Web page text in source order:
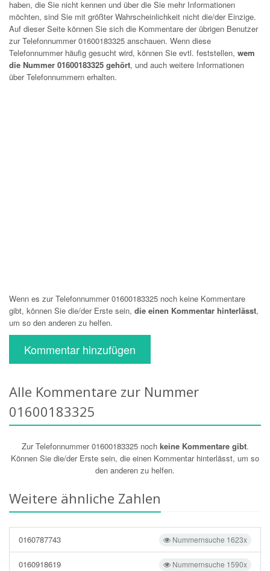
haben, die Sie nicht kennen und über die Sie mehr Informationen
möchten, sind Sie mit größter Wahrscheinlichkeit nicht die/der Einzige.
Auf dieser Seite können Sie sich die Kommentare der übrigen Benutzer
zur Telefonnummer01600183325 anschauen. Wenn diese
Telefonnummer häufig gesucht wird, können Sie evtl. feststellen, wem
die Nummer 01600183325 gehört, und auch weitere Informationen
über Telefonnummern erhalten.
Wenn es zur Telefonnummer 01600183325 noch keine Kommentare
gibt, können Sie die/der Erste sein, die einen Kommentar hinterlässt,
um so den anderen zu helfen.
Kommentar hinzufügen
Alle Kommentare zur Nummer
01600183325
Zur Telefonnummer 01600183325 noch keine Kommentare gibt.
Können Sie die/der Erste sein, die einen Kommentar hinterlässt, um so
den anderen zu helfen.
Weitere ähnliche Zahlen
Nummernsuche 1623x
0160787743
Nummernsuche 1590x
0160918619